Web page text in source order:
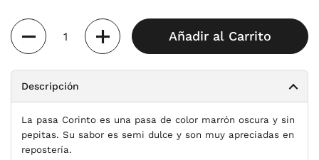
Cantidad
Añadir al Carrito
Descripción
La pasa Corinto es una pasa de color marrón oscura y sin
pepitas. Su sabor es semi dulce y son muy apreciadas en
repostería.